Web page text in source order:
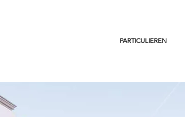
PARTICULIEREN